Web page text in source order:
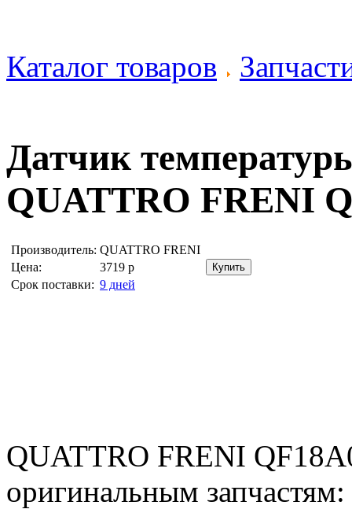
Каталог товаров
Датчик
QUATTRO FRENI
Производитель: QUATTRO FRENI
Цена:
3719 р
Срок поставки: 9 дней
QUATTRO FRENI
оригинальным запчастям: